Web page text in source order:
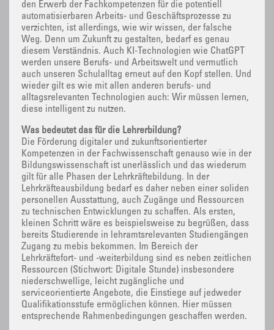
den Erwerb der Fachkompetenzen für die potentiell
automatisierbaren Arbeits- und Geschäftsprozesse zu
verzichten, ist allerdings, wie wir wissen, der falsche
Weg. Denn um Zukunft zu gestalten, bedarf es genau
diesem Verständnis. Auch KI-Technologien wie ChatGPT
werden unsere Berufs- und Arbeitswelt und vermutlich
auch unseren Schulalltag erneut auf den Kopf stellen. Und
wieder gilt es wie mit allen anderen berufs- und
alltagsrelevanten Technologien auch: Wir müssen lernen,
diese intelligent zu nutzen.
Was bedeutet das für die Lehrerbildung?
Die Förderung digitaler und zukunftsorientierter
Kompetenzen in der Fachwissenschaft genauso wie in der
Bildungswissenschaft ist unerlässlich und das wiederum
gilt für alle Phasen der Lehrkräftebildung. In der
Lehrkräfteausbildung bedarf es daher neben einer soliden
personellen Ausstattung, auch Zugänge und Ressourcen
zu technischen Entwicklungen zu schaffen. Als ersten,
kleinen Schritt wäre es beispielsweise zu begrüßen, dass
bereits Studierende in lehramtsrelevanten Studiengängen
Zugang zu mebis bekommen. Im Bereich der
Lehrkräftefort- und -weiterbildung sind es neben zeitlichen
Ressourcen (Stichwort: Digitale Stunde) insbesondere
niederschwellige, leicht zugängliche und
serviceorientierte Angebote, die Einstiege auf jedweder
Qualifikationsstufe ermöglichen können. Hier müssen
entsprechende Rahmenbedingungen geschaffen werden.